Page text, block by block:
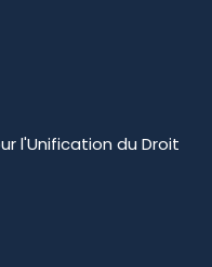
l'Unification du Droit